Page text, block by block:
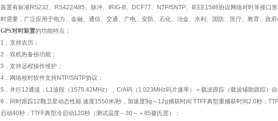
装置有标准RS232、 RS422/485、脉冲、 IRIG-B、 DCF77、 NTP/SNTP、 IEEE1588协议网络对时等接口
时需要，广泛应用于电力、金融、通信、交通、广电、安防、石化、冶金、水利、国防、医疗、教育、政府
GPS对时装置的功能特点：
1 ．支持农历；
2 ．双机热备份功能；
3 ．支持远程操作维护；
4 ．网络校时软件支持NTP/SNTP协议；
5 ．并行12通道， L1波段（ 1575.42MHz）， C/A码（ 1.023MHz码片速率）＋载波跟踪（载波辅助跟踪）
6 ．同时跟踪12颗卫星动态性能 速度1550米/秒，加速度9g ～ 12g捕获时间 TTFF典型重捕获时间2.0秒；
启动40秒； TTFF典型冷启动120秒（测试温度－ 30～＋ 85摄氏度）；